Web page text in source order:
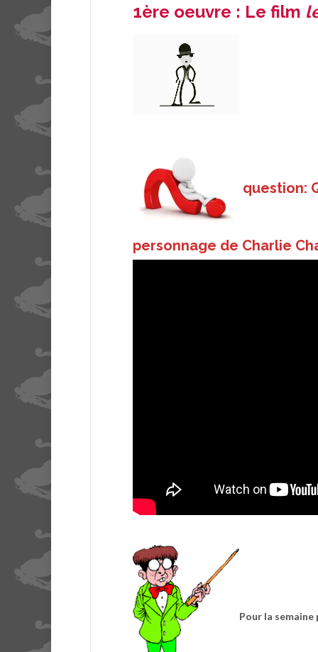
1ère oeuvre : Le film
question:
personnage de Charlie
Pour la semaine